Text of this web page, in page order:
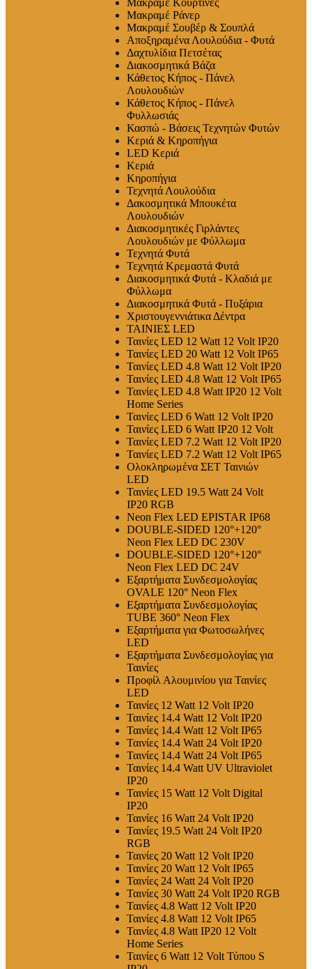
Μακραμέ Κουρτίνες
Μακραμέ Ράνερ
Μακραμέ Σουβέρ & Σουπλά
Αποξηραμένα Λουλούδια - Φυτά
Δαχτυλίδια Πετσέτας
Διακοσμητικά Βάζα
Κάθετος Κήπος - Πάνελ
Λουλουδιών
Κάθετος Κήπος - Πάνελ
Φυλλωσιάς
Κασπώ - Βάσεις Τεχνητών Φυτών
Κεριά & Κηροπήγια
LED Κεριά
Κεριά
Κηροπήγια
Τεχνητά Λουλούδια
Δακοσμητικά Μπουκέτα
Λουλουδιών
Διακοσμητικές Γιρλάντες
Λουλουδιών με Φύλλωμα
Τεχνητά Φυτά
Τεχνητά Κρεμαστά Φυτά
Διακοσμητικά Φυτά - Κλαδιά με
Φύλλωμα
Διακοσμητικά Φυτά - Πυξάρια
Χριστουγεννιάτικα Δέντρα
ΤΑΙΝΙΕΣ LED
Ταινίες LED 12 Watt 12 Volt IP20
Ταινίες LED 20 Watt 12 Volt IP65
Ταινίες LED 4.8 Watt 12 Volt IP20
Ταινίες LED 4.8 Watt 12 Volt IP65
Ταινίες LED 4.8 Watt IP20 12 Volt
Home Series
Ταινίες LED 6 Watt 12 Volt IP20
Ταινίες LED 6 Watt IP20 12 Volt
Ταινίες LED 7.2 Watt 12 Volt IP20
Ταινίες LED 7.2 Watt 12 Volt IP65
Ολοκληρωμένα ΣΕΤ Ταινιών
LED
Ταινίες LED 19.5 Watt 24 Volt
IP20 RGB
Neon Flex LED EPISTAR IP68
DOUBLE-SIDED 120°+120°
Neon Flex LED DC 230V
DOUBLE-SIDED 120°+120°
Neon Flex LED DC 24V
Εξαρτήματα Συνδεσμολογίας
OVALE 120° Neon Flex
Εξαρτήματα Συνδεσμολογίας
TUBE 360° Neon Flex
Εξαρτήματα για Φωτοσωλήνες
LED
Εξαρτήματα Συνδεσμολογίας για
Ταινίες
Προφίλ Αλουμινίου για Ταινίες
LED
Ταινίες 12 Watt 12 Volt IP20
Ταινίες 14.4 Watt 12 Volt IP20
Ταινίες 14.4 Watt 12 Volt IP65
Ταινίες 14.4 Watt 24 Volt IP20
Ταινίες 14.4 Watt 24 Volt IP65
Ταινίες 14.4 Watt UV Ultraviolet
IP20
Ταινίες 15 Watt 12 Volt Digital
IP20
Ταινίες 16 Watt 24 Volt IP20
Ταινίες 19.5 Watt 24 Volt IP20
RGB
Ταινίες 20 Watt 12 Volt IP20
Ταινίες 20 Watt 12 Volt IP65
Ταινίες 24 Watt 24 Volt IP20
Ταινίες 30 Watt 24 Volt IP20 RGB
Ταινίες 4.8 Watt 12 Volt IP20
Ταινίες 4.8 Watt 12 Volt IP65
Ταινίες 4.8 Watt IP20 12 Volt
Home Series
Ταινίες 6 Watt 12 Volt Τύπου S